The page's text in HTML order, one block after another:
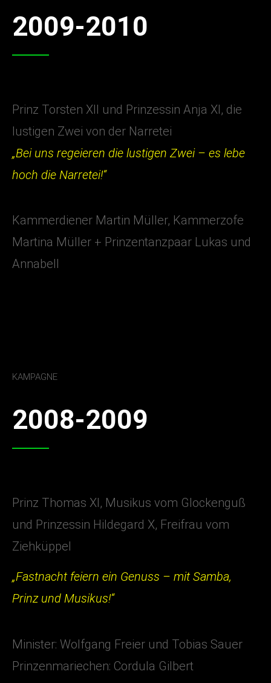
2009-2010
Prinz Torsten XII und Prinzessin Anja XI, die
lustigen Zwei von der Narretei
„Bei uns regeieren die lustigen Zwei – es lebe
hoch die Narretei!“
Kammerdiener Martin Müller, Kammerzofe
Martina Müller + Prinzentanzpaar Lukas und
Annabell
KAMPAGNE
2008-2009
Prinz Thomas XI, Musikus vom Glockenguß
und Prinzessin Hildegard X, Freifrau vom
Ziehküppel
„Fastnacht feiern ein Genuss – mit Samba,
Prinz und Musikus!“
Minister: Wolfgang Freier und Tobias Sauer
Prinzenmariechen: Cordula Gilbert